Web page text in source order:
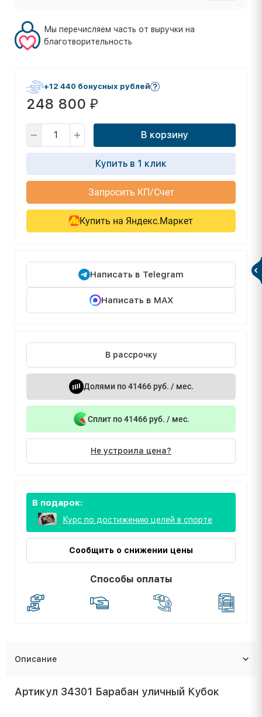
Мы перечисляем часть от выручки на
благотворительность
+12 440 бонусных рублей
248 800 ₽
В корзину
Купить в 1 клик
Запросить КП/Счет
Купить на Яндекс.Маркет
Написать в Telegram
Написать в MAX
В рассрочку
Долями по 41466 руб. / мес.
Сплит по 41466 руб. / мес.
Не устроила цена?
В подарок:
Курс по достижению целей в спорте
Сообщить о снижении цены
Способы оплаты
Описание
Артикул 34301 Барабан уличный Кубок